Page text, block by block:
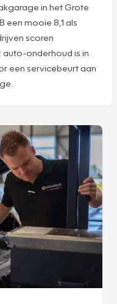
in het Grote
een mooie 8,1 als
scoren
auto-onderhoud is in
een servicebeurt aan